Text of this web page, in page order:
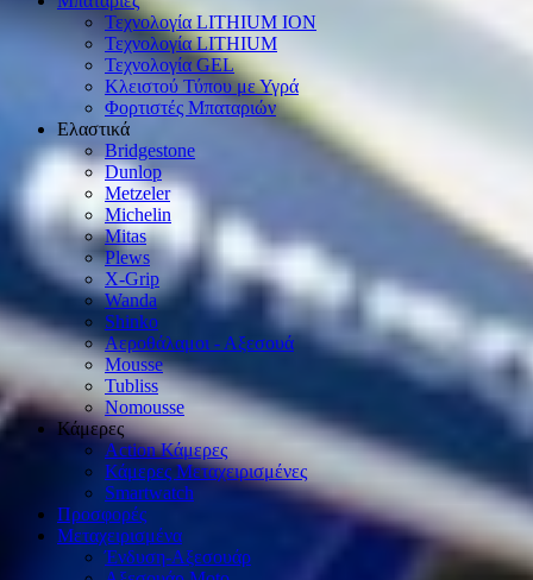
Τεχνολογία LITHIUM ION
Τεχνολογία LITHIUM
Τεχνολογία GEL
Κλειστού Τύπου με Υγρά
Φορτιστές Μπαταριών
Ελαστικά
Bridgestone
Dunlop
Metzeler
Michelin
Mitas
Plews
X-Grip
Wanda
Shinko
Αεροθάλαμοι - Αξεσουά
Mousse
Tubliss
Nomousse
Κάμερες
Action Κάμερες
Κάμερες Μεταχειρισμένες
Smartwatch
Προσφορές
Μεταχειρισμένα
Ένδυση-Αξεσουάρ